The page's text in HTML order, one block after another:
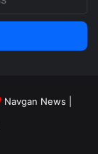
Navgan News